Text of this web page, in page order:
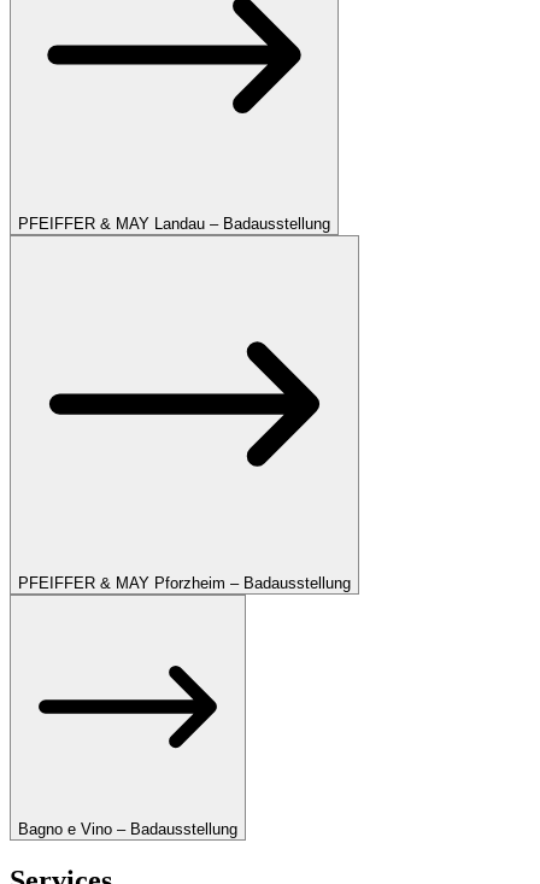
PFEIFFER & MAY Landau – Badausstellung
PFEIFFER & MAY Pforzheim – Badausstellung
Bagno e Vino – Badausstellung